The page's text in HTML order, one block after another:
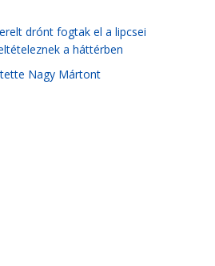
drónt fogtak el a lipcsei
a háttérben
Nagy Mártont